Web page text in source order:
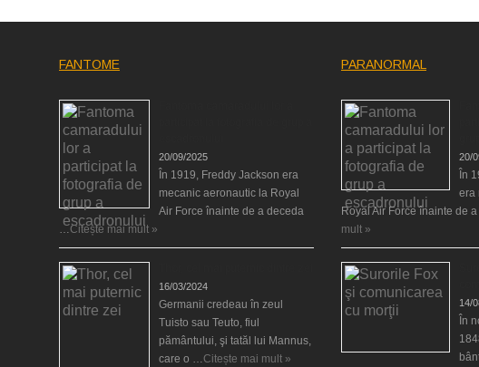
FANTOME
20/09/2025
În 1919, Freddy Jackson era
mecanic aeronautic la Royal
Air Force înainte de a deceda
…Citește mai mult »
16/03/2024
Germanii credeau în zeul
Tuisto sau Teuto, fiul
pământului, şi tatăl lui Mannus,
care o …Citește mai mult »
PARANORMAL
20/
În
era
Royal Air Force înainte de
mult »
14/
În